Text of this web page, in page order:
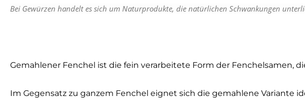
Bei Gewürzen handelt es sich um Naturprodukte, die natürlichen Schwankungen
Gemahlener Fenchel ist die fein verarbeitete Form der Fenchelsamen,
Im Gegensatz zu ganzem Fenchel eignet sich die gemahlene Variante